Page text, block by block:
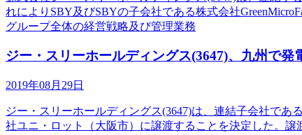
れによりSBY及びSBYの子会社である株式会社
グループ全体の経営戦略及び管理業務
ジー・スリーホールディングス(3647)、九州で
2019年08月29日
ジー・スリーホールディングス(3647)は、連結子会社で
社ユニ・ロット（大阪市）に譲渡することを決定した。